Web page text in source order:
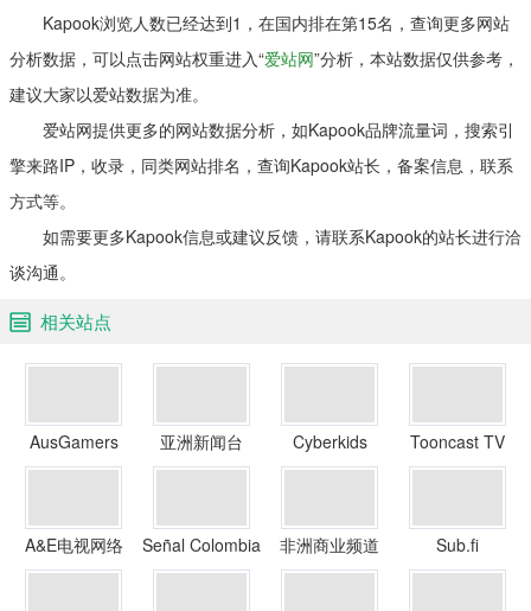
Kapook浏览人数已经达到1，在国内排在第15名，查询更多网站
分析数据，可以点击网站权重进入“爱站网”分析，本站数据仅供参考，
建议大家以爱站数据为准。
爱站网提供更多的网站数据分析，如Kapook品牌流量词，搜索引
擎来路IP，收录，同类网站排名，查询Kapook站长，备案信息，联系
方式等。
如需要更多Kapook信息或建议反馈，请联系Kapook的站长进行洽
谈沟通。
相关站点
AusGamers 亚洲新闻台 Cyberkids Tooncast TV
A&E电视网络 Señal Colombia 非洲商业频道 Sub.fi